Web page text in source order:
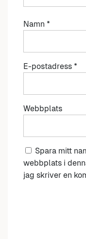
Namn *
E-postadress *
Webbplats
Spara mitt
webbplats i
jag skriver en